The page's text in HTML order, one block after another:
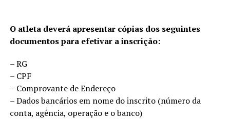
O atleta deverá apresentar cópias dos seguintes
documentos para efetivar a inscrição:
– RG
– CPF
– Comprovante de Endereço
– Dados bancários em nome do inscrito (número da
conta, agência, operação e o banco)